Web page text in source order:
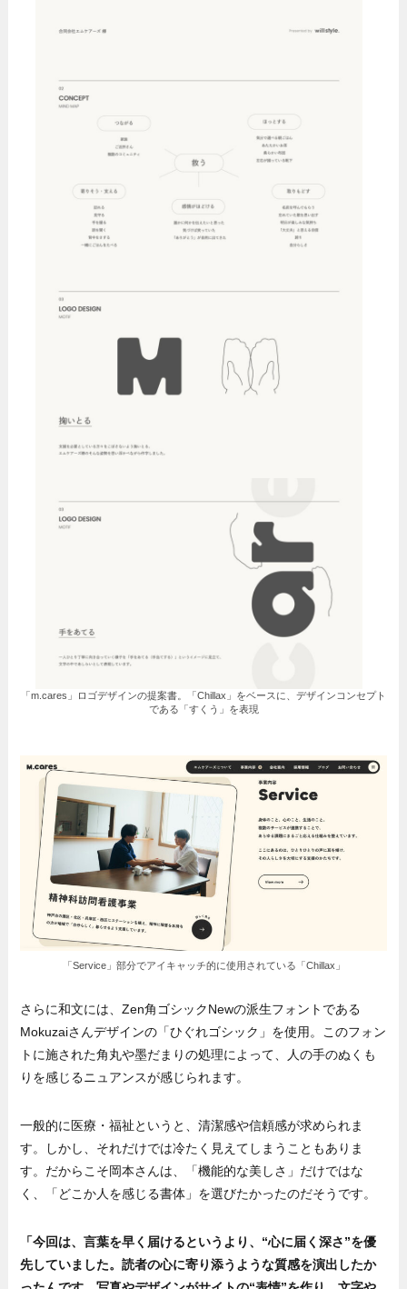
「m.cares」ロゴデザインの提案書。「Chillax」をベースに、デザインコンセプト
である「すくう」を表現
「Service」部分でアイキャッチ的に使用されている「Chillax」
さらに和文には、Zen角ゴシックNewの派生フォントである
Mokuzaiさんデザインの「ひぐれゴシック」を使用。このフォン
トに施された角丸や墨だまりの処理によって、人の手のぬくも
りを感じるニュアンスが感じられます。
一般的に医療・福祉というと、清潔感や信頼感が求められま
す。しかし、それだけでは冷たく見えてしまうこともありま
す。だからこそ岡本さんは、「機能的な美しさ」だけではな
く、「どこか人を感じる書体」を選びたかったのだそうです。
「今回は、言葉を早く届けるというより、“心に届く深さ”を優
先していました。読者の心に寄り添うような質感を演出したか